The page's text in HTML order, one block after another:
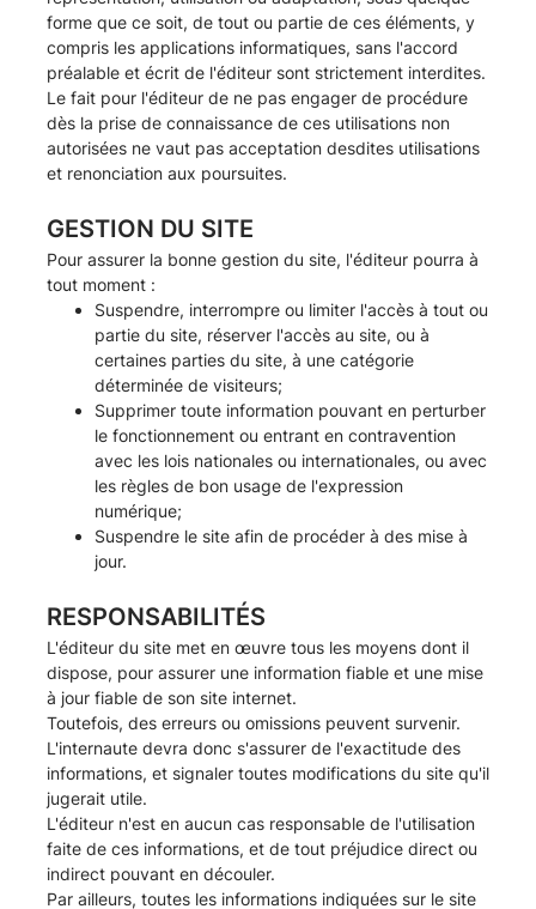
forme que ce soit, de tout ou partie de ces éléments, y
compris les applications informatiques, sans l'accord
préalable et écrit de l'éditeur sont strictement interdites.
Le fait pour l'éditeur de ne pas engager de procédure
dès la prise de connaissance de ces utilisations non
autorisées ne vaut pas acceptation desdites utilisations
et renonciation aux poursuites.
GESTION DU SITE
Pour assurer la bonne gestion du site, l'éditeur pourra à
tout moment :
Suspendre, interrompre ou limiter l'accès à tout ou
partie du site, réserver l'accès au site, ou à
certaines parties du site, à une catégorie
déterminée de visiteurs;
Supprimer toute information pouvant en perturber
le fonctionnement ou entrant en contravention
avec les lois nationales ou internationales, ou avec
les règles de bon usage de l'expression
numérique;
Suspendre le site afin de procéder à des mise à
jour.
RESPONSABILITÉS
L'éditeur du site met en œuvre tous les moyens dont il
dispose, pour assurer une information fiable et une mise
à jour fiable de son site internet.
Toutefois, des erreurs ou omissions peuvent survenir.
L'internaute devra donc s'assurer de l'exactitude des
informations, et signaler toutes modifications du site qu'il
jugerait utile.
L'éditeur n'est en aucun cas responsable de l'utilisation
faite de ces informations, et de tout préjudice direct ou
indirect pouvant en découler.
Par ailleurs, toutes les informations indiquées sur le site